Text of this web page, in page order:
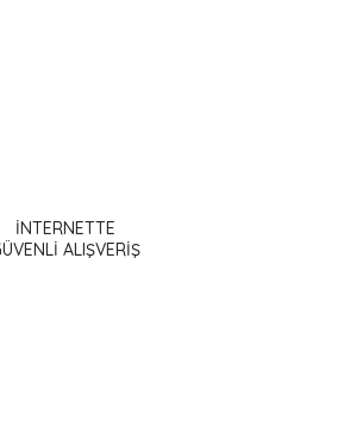
İNTERNETTE
ALIŞVERİŞ